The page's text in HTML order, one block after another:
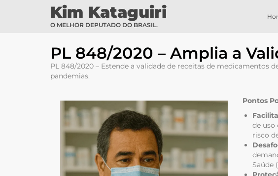
Kim Kataguiri
O MELHOR DEPUTADO DO BRASIL.
PL 848/2020 – Amplia a
PL 848/2020 – Estende a validade de receitas de
pandemias.
Pontos
de uso
risco
Saúde